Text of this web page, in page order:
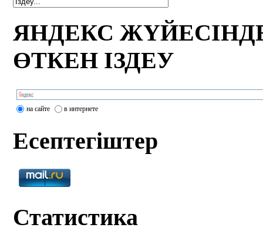
ЯНДЕКС
ӨТКЕН ІЗДЕУ
на сайте в интернете
Есептегіштер
Статистика